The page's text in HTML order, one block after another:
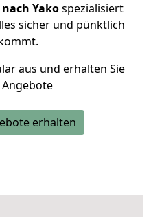
Yakospezialisiert
sicher und pünktlich
aus und erhalten Sie
erhalten